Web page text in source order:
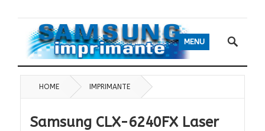
MENU
HOME IMPRIMANTE
Samsung CLX-6240FX Laser